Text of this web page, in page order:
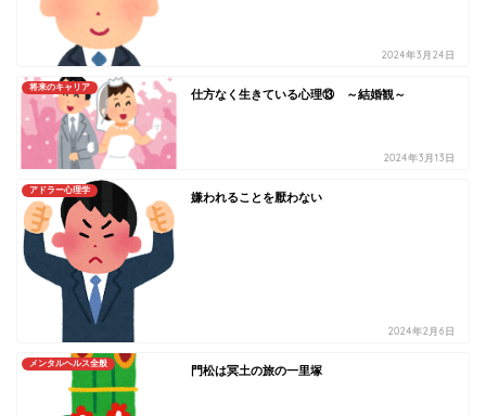
2024年3月24日
将来のキャリア
仕方なく生きている心理⑬ ～結婚観～
2024年3月13日
アドラー心理学
嫌われることを厭わない
2024年2月6日
メンタルヘルス全般
門松は冥土の旅の一里塚